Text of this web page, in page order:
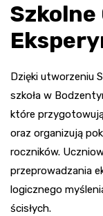
Dzięki utworzeniu
szkoła w
które
oraz organizują
roczników.
przeprowadzania
logicznego
ścisłych.